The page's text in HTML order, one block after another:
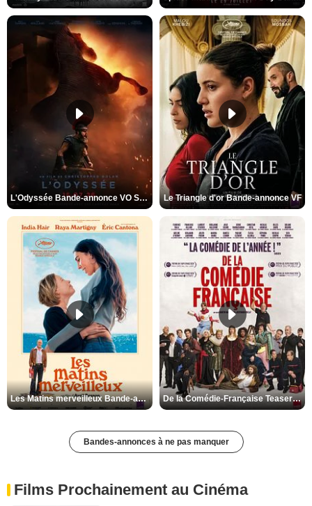
L'Odyssée Bande-annonce VO STFR Le Triangle d'or Bande-annonce VF
Les Matins merveilleux Bande-annonce VF De la Comédie-Française Teaser VF
Bandes-annonces à ne pas manquer
Films Prochainement au Cinéma